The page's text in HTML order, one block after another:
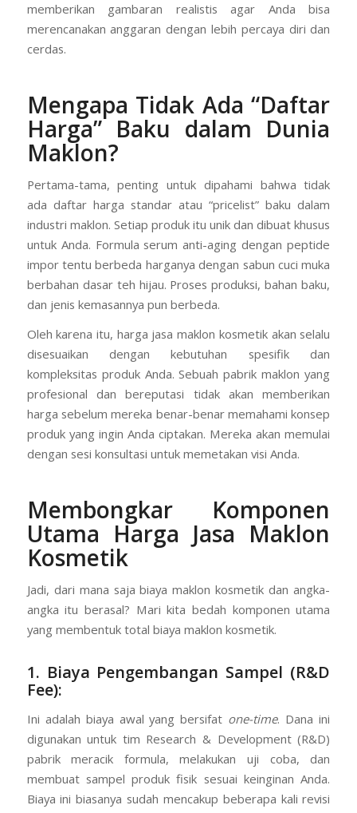
memberikan gambaran realistis agar Anda bisa
merencanakan anggaran dengan lebih percaya diri dan
cerdas.
Mengapa Tidak Ada “Daftar
Harga” Baku dalam Dunia
Maklon?
Pertama-tama, penting untuk dipahami bahwa tidak
ada daftar harga standar atau “pricelist” baku dalam
industri maklon. Setiap produk itu unik dan dibuat khusus
untuk Anda. Formula serum anti-aging dengan peptide
impor tentu berbeda harganya dengan sabun cuci muka
berbahan dasar teh hijau. Proses produksi, bahan baku,
dan jenis kemasannya pun berbeda.
Oleh karena itu, harga jasa maklon kosmetik akan selalu
disesuaikan dengan kebutuhan spesifik dan
kompleksitas produk Anda. Sebuah pabrik maklon yang
profesional dan bereputasi tidak akan memberikan
harga sebelum mereka benar-benar memahami konsep
produk yang ingin Anda ciptakan. Mereka akan memulai
dengan sesi konsultasi untuk memetakan visi Anda.
Membongkar Komponen
Utama Harga Jasa Maklon
Kosmetik
Jadi, dari mana saja biaya maklon kosmetik dan angka-
angka itu berasal? Mari kita bedah komponen utama
yang membentuk total biaya maklon kosmetik.
1. Biaya Pengembangan Sampel (R&D
Fee):
Ini adalah biaya awal yang bersifat one-time. Dana ini
digunakan untuk tim Research & Development (R&D)
pabrik meracik formula, melakukan uji coba, dan
membuat sampel produk fisik sesuai keinginan Anda.
Biaya ini biasanya sudah mencakup beberapa kali revisi